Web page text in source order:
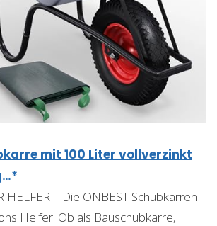
mit 100 Liter vollverzinkt
HELFER – Die ONBEST Schubkarren
Helfer. Ob als Bauschubkarre,